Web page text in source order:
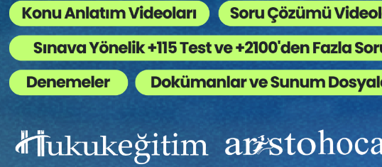
Boşanma Davaları -III- (Tazminat
Talepleri)
Boşanma Davaları -II-
Mal Rejimi Alac...